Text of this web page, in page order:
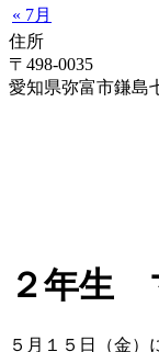
« 7月
住所
〒498-0035
愛知県弥富市鎌島
２年生
５月１５日（金